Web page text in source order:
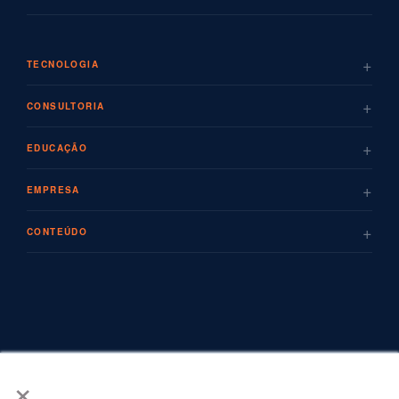
TECNOLOGIA +
CONSULTORIA +
EDUCAÇÃO +
EMPRESA +
CONTEÚDO +